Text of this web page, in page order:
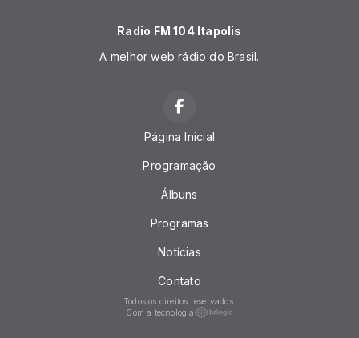
Radio FM 104 Itapolis
A melhor web rádio do Brasil.
Página Inicial
Programação
Álbuns
Programas
Notícias
Contato
Todos os direitos reservados.
Com a tecnologia